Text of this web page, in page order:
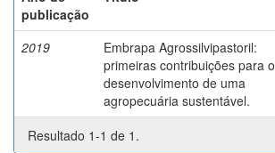
publicação
2019
Embrapa Agrossilvipastoril:
primeiras contribuições para o
desenvolvimento de uma
agropecuária sustentável.
Resultado 1-1 de 1.